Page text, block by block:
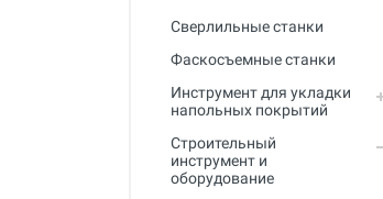
Сверлильные станки
Фаскосъемные станки
Инструмент для укладки
напольных покрытий
Строительный
инструмент и
оборудование